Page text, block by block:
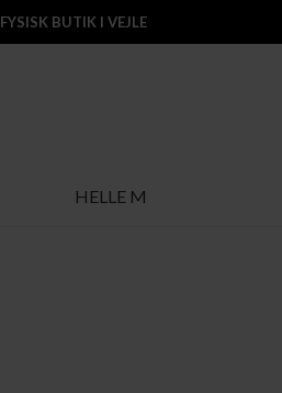
FYSISK BUTIK I VEJLE
HELLE M